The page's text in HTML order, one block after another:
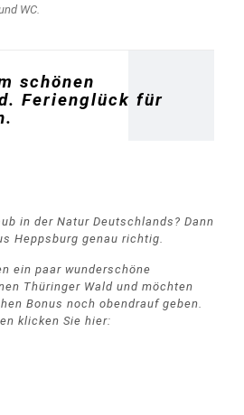
WC.
schönen
Ferienglück für
in der Natur Deutschlands? Dann
Heppsburg genau richtig.
ein paar wunderschöne
Thüringer Wald und möchten
Bonus noch obendrauf geben.
klicken Sie hier: